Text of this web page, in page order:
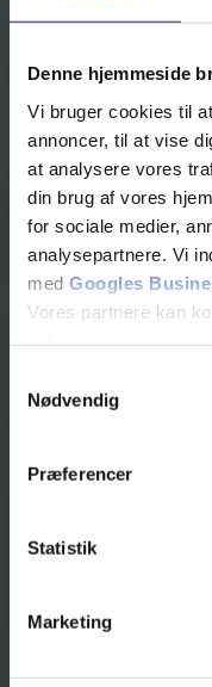
Denne hjemmeside
Vi bruger cookies til
annoncer, til at vise
at analysere vores
din brug af vores
for sociale medier,
analysepartnere. Vi
med Googles
Vores partnere kan
Nødvendig
Præferencer
Statistik
Marketing